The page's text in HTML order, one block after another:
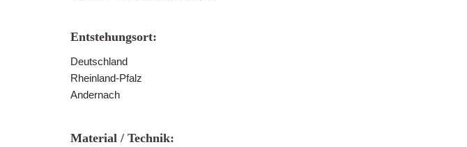
Entstehungsort:
Deutschland
Rheinland-Pfalz
Andernach
Material / Technik: